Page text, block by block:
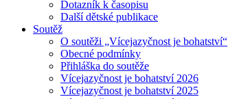
Dotazník k časopisu
Další dětské publikace
Soutěž
O soutěži „Vícejazyčnost je bohatství“
Obecné podmínky
Přihláška do soutěže
Vícejazyčnost je bohatství 2026
Vícejazyčnost je bohatství 2025